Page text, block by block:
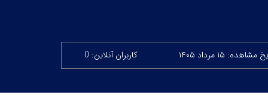
مشاهده: ۱۵ مرداد ۱۴۰۵ کاربران آنلاین: 0